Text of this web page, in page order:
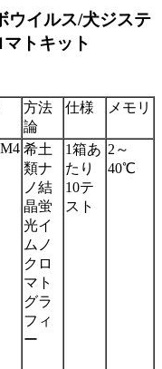
ウイルス/犬ジステ
トキット
方法
論
仕様 メモリ
希土
類ナ
ノ結
晶蛍
光イ
ムノ
クロ
マト
グラ
フィ
ー
1箱あ
たり
10テ
スト
2～
40℃